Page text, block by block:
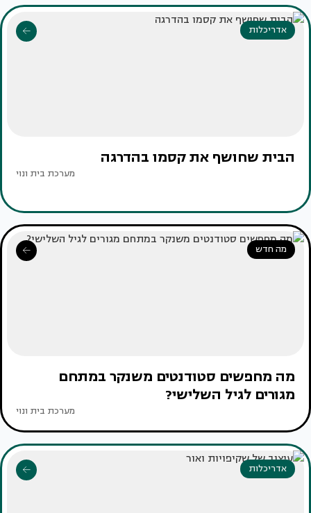
אדריכלות
הבית שחושף את קסמו בהדרגה
מערכת בית ונוי
מה חדש
מה מחפשים סטודנטים משנקר במתחם
מגורים לגיל השלישי?
מערכת בית ונוי
אדריכלות